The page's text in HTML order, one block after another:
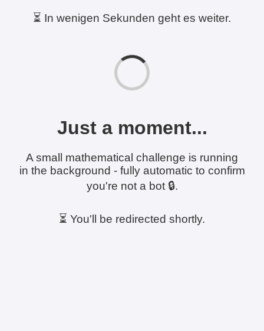
⏳ In wenigen Sekunden geht es weiter.
Just a moment...
A small mathematical challenge is running
in the background - fully automatic to confirm
you're not a bot 🔒.
⏳ You'll be redirected shortly.